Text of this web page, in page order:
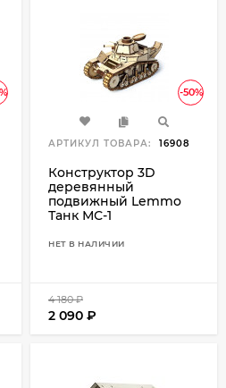
-50%
АРТИКУЛ ТОВАРА: 16908
Конструктор 3D
деревянный
подвижный Lemmo
Танк МС-1
НЕТ В НАЛИЧИИ
4 180₽
2 090 ₽